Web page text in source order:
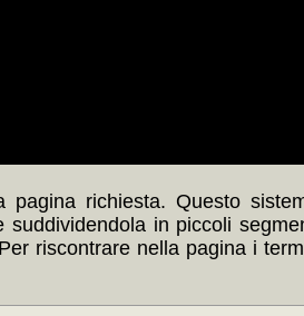
richiesta. Questo
in piccoli
riscontrare nella pagina i